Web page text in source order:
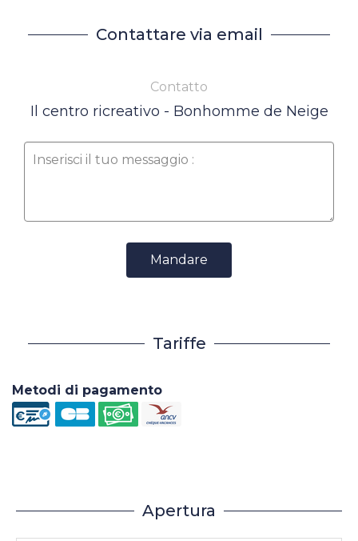
Contattare via email
Contatto
Il centro ricreativo - Bonhomme de Neige
Mandare
Tariffe
Metodi di pagamento
Apertura